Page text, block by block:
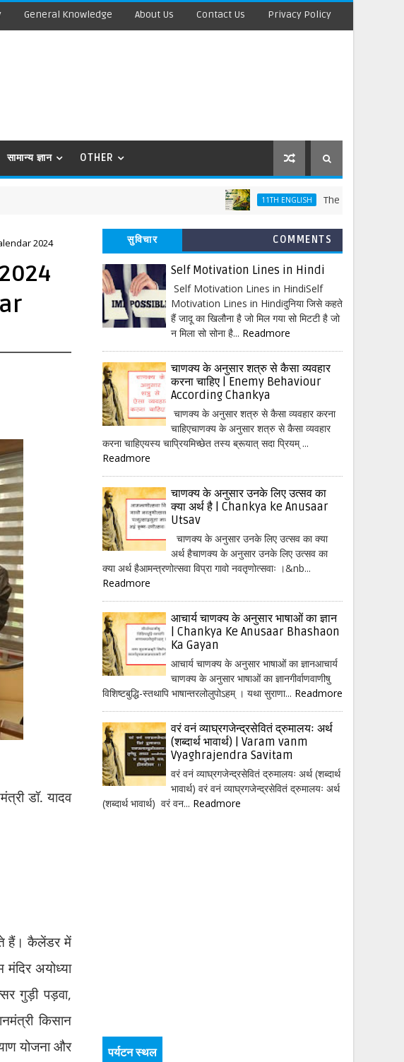
General Knowledge About Us Contact Us Privacy Policy
सामान्य ज्ञान OTHER
11TH ENGLISH The Laburnum Top
2024
डॉ. यादव
हैं। कैलेंडर में
मंदिर अयोध्या
गुड़ी पड़वा,
किसान
योजना और
सुविचार COMMENTS
Self Motivation Lines in Hindi
Self Motivation Lines in HindiSelf
Motivation Lines in Hindiदुनिया जिसे कहते
हैं जादू का खिलौना है जो मिल गया सो मिटटी है जो
न मिला सो सोना है... Readmore
चाणक्य के अनुसार शत्रु से कैसा व्यवहार
करना चाहिए | Enemy Behaviour
According Chankya
चाणक्य के अनुसार शत्रु से कैसा व्यवहार करना
चाहिएचाणक्य के अनुसार शत्रु से कैसा व्यवहार
करना चाहिएयस्य चाप्रियमिच्छेत तस्य ब्रूयात् सदा प्रियम् ...
Readmore
चाणक्य के अनुसार उनके लिए उत्सव का
क्या अर्थ है | Chankya ke Anusaar
Utsav
चाणक्य के अनुसार उनके लिए उत्सव का क्या
अर्थ हैचाणक्य के अनुसार उनके लिए उत्सव का
क्या अर्थ हैआमन्त्रणोत्सवा विप्रा गावो नवतृणोत्सवाः ।&nb...
Readmore
आचार्य चाणक्य के अनुसार भाषाओं का ज्ञान
| Chankya Ke Anusaar Bhashaon
Ka Gayan
आचार्य चाणक्य के अनुसार भाषाओं का ज्ञानआचार्य
चाणक्य के अनुसार भाषाओं का ज्ञानगीर्वाणवाणीषु
विशिष्टबुद्धि-स्तथापि भाषान्तरलोलुपोऽहम् । यथा सुराणा... Readmore
वरं वनं व्याघ्रगजेन्द्रसेवितं द्रुमालयः अर्थ
(शब्दार्थ भावार्थ) | Varam vanm
Vyaghrajendra Savitam
वरं वनं व्याघ्रगजेन्द्रसेवितं द्रुमालयः अर्थ (शब्दार्थ
भावार्थ) वरं वनं व्याघ्रगजेन्द्रसेवितं द्रुमालयः अर्थ
(शब्दार्थ भावार्थ) वरं वन... Readmore
पर्यटन स्थल